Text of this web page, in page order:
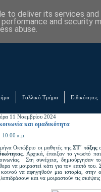
Γαλλικό Τμήμα Ειδικότητες
11 Νοεμβρίου 2024
και ομαδικότητα
10:00 π.μ.
Οκτώβριο οι μαθητές τηςΣΤ΄ τάξης
. Αρχικά, έπαιξαν το γνωστό
Στη συνέχεια, δημιούργησαν
να μοιραστεί κάτι για τον εαυτό
να αφηγηθούν μια ιστορία, στην
και να μοιραστούν τις
to deliver its services
and security
abuse.